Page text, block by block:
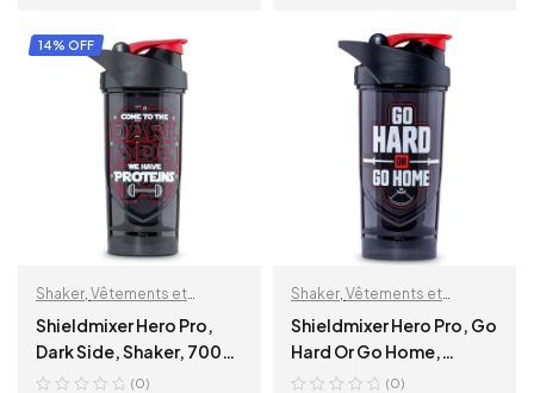
ADD TO CART ADD TO CART
14% OFF
Shaker Vêtements et
accessoires
Shieldmixer Hero Pro,
Dark Side, Shaker, 700
ml
(0)
Shaker Vêtements et
accessoires
Shieldmixer Hero Pro, Go
Hard Or Go Home,
Shaker, 700 ml
(0)